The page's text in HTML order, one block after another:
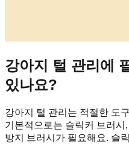
강아지 털 관리에
있나요?
강아지 털 관리는 적절한 도
기본적으로는 슬릭커 브러시
방지 브러시가 필요해요. 슬